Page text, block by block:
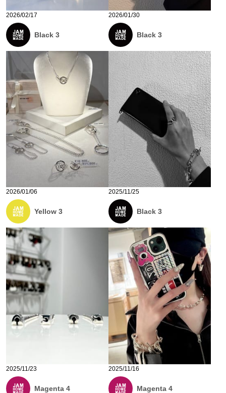
2026/02/17
Black 3
2026/01/30
Black 3
2026/01/06
Yellow 3
2025/11/25
Black 3
2025/11/23
Magenta 4
2025/11/16
Magenta 4